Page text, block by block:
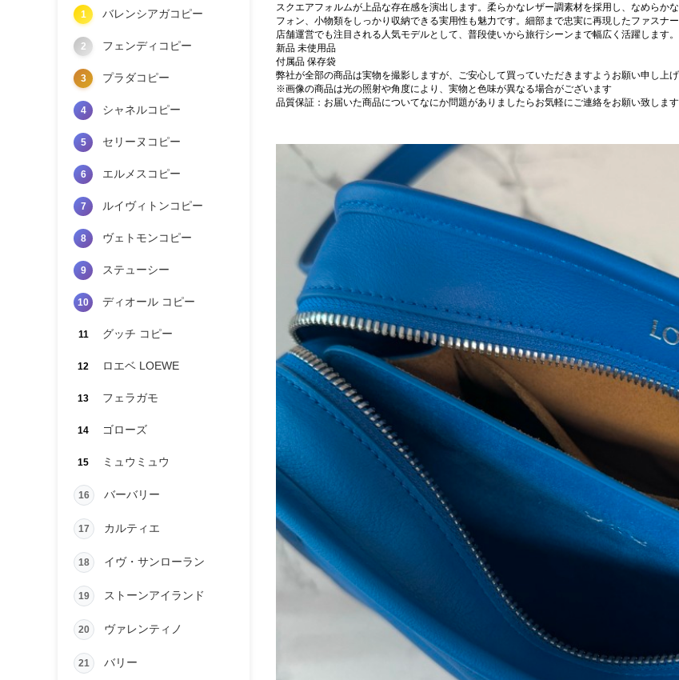
1 バレンシアガコピー
2 フェンディコピー
3 プラダコピー
4 シャネルコピー
5 セリーヌコピー
6 エルメスコピー
7 ルイヴィトンコピー
8 ヴェトモンコピー
9 ステューシー
10 ディオール コピー
11 グッチ コピー
12 ロエベ LOEWE
13 フェラガモ
14 ゴローズ
15 ミュウミュウ
16 バーバリー
17 カルティエ
18 イヴ・サンローラン
19 ストーンアイランド
20 ヴァレンティノ
21 バリー
スクエアフォルムが上品な存在感を演出します。柔らかなレザー調素材を採用し、なめらか
フォン、小物類をしっかり収納できる実用性も魅力です。細部まで忠実に再現したファスナ
店舗運営でも注目される人気モデルとして、普段使いから旅行シーンまで幅広く活躍します。
新品 未使用品
付属品 保存袋
弊社が全部の商品は実物を撮影しますが、ご安心して買っていただきますようお願い申し上げ
※画像の商品は光の照射や角度により、実物と色味が異なる場合がございます
品質保証：お届いた商品についてなにか問題がありましたらお気軽にご連絡をお願い致します